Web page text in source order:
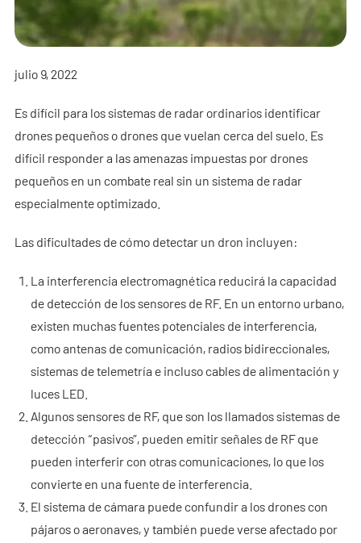
- - - ND-BR001 Radar de Detección de Drones
- - - ND-BR014 Radar de Detección de Drones
- - - ND-BR022 Radar de Detección de Drones
- - Jammer Anti-Dron
- - - ND-BD002 Jammer Direccional Anti-Dron
- - - ND-BD008 Jammer Direccional Anti-Dron de Banda
Completa
- - - ND-BD018 Jammer Direccional Anti-Dron de Banda
- - - ND-BO004 Jammer Omnidireccional Anti-Dron
- - Cámara Anti-Dron
- - Detector RF Anti-Dron
- - - ND-BR002 Detector RF Anti-Dron
- - - ND-BR016 Detector RF Anti-Dron de Banda Completa
- - - ND-BR019 Detector RF Portátil Anti-Dron
julio 9, 2022
Es difícil para los sistemas de radar ordinarios identificar
drones pequeños o drones que vuelan cerca del suelo. Es
difícil responder a las amenazas impuestas por drones
pequeños en un combate real sin un sistema de radar
especialmente optimizado.
Las dificultades de cómo detectar un dron incluyen:
La interferencia electromagnética reducirá la capacidad
de detección de los sensores de RF. En un entorno urbano,
existen muchas fuentes potenciales de interferencia,
como antenas de comunicación, radios bidireccionales,
sistemas de telemetría e incluso cables de alimentación y
luces LED.
Algunos sensores de RF, que son los llamados sistemas de
detección “pasivos”, pueden emitir señales de RF que
pueden interferir con otras comunicaciones, lo que los
convierte en una fuente de interferencia.
El sistema de cámara puede confundir a los drones con
pájaros o aeronaves, y también puede verse afectado por